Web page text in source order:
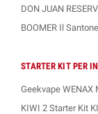
DON JUAN
BOOMER Il
STARTER KIT PER
Geekvape WENAX
KIWI 2 Starter Kit